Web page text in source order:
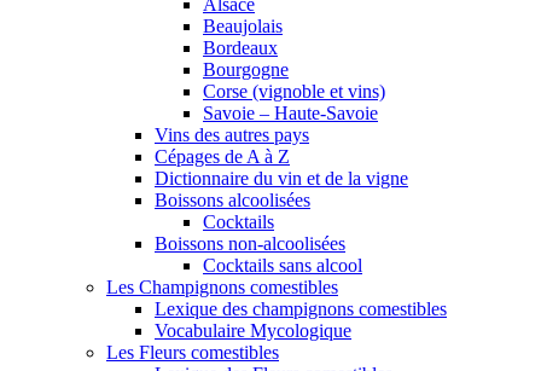
Alsace
Beaujolais
Bordeaux
Bourgogne
Corse (vignoble et vins)
Savoie – Haute-Savoie
Vins des autres pays
Cépages de A à Z
Dictionnaire du vin et de la vigne
Boissons alcoolisées
Cocktails
Boissons non-alcoolisées
Cocktails sans alcool
Les Champignons comestibles
Lexique des champignons comestibles
Vocabulaire Mycologique
Les Fleurs comestibles